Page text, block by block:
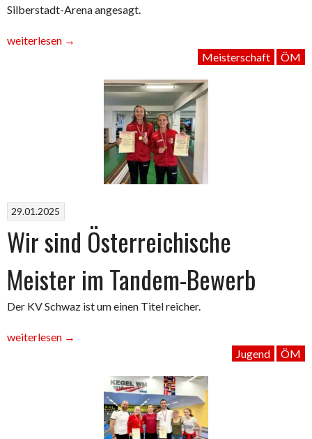
Silberstadt-Arena angesagt.
„(Fast)
weiterlesen →
Meisterschaft
ÖM
29.01.2025
Wir sind Österreichische
Meister im Tandem-Bewerb
Der KV Schwaz ist um einen Titel reicher.
„Wir
weiterlesen →
Jugend
ÖM